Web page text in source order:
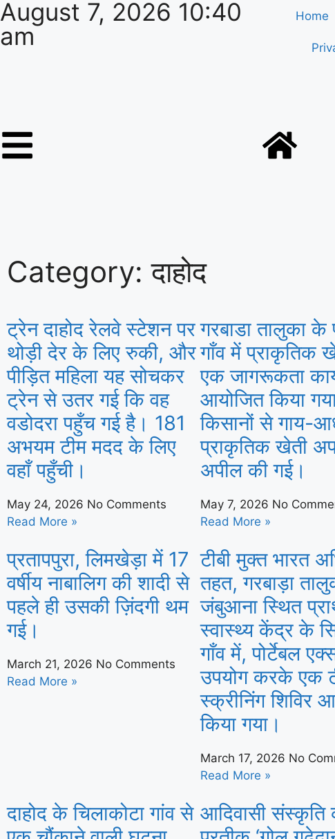
August 7, 2026 10:40
am
Home
Category: दाहोद
ट्रेन दाहोद रेलवे स्टेशन पर
थोड़ी देर के लिए रुकी, और
पीड़ित महिला यह सोचकर
ट्रेन से उतर गई कि वह
वडोदरा पहुँच गई है। 181
अभयम टीम मदद के लिए
वहाँ पहुँची।
May 24, 2026 No Comments
Read More »
गरबाडा तालुका के
गाँव में प्राकृतिक
एक जागरूकता
आयोजित किया
किसानों से गाय-
प्राकृतिक खेती
अपील की गई।
May 7, 2026 No
Read More »
प्रतापपुरा, लिमखेड़ा में 17
वर्षीय नाबालिग की शादी से
पहले ही उसकी ज़िंदगी थम
गई।
March 21, 2026 No Comments
Read More »
टीबी मुक्त भारत
तहत, गरबाड़ा
जंबुआना स्थित
स्वास्थ्य केंद्र के
गाँव में, पोर्टेबल
उपयोग करके एक
स्क्रीनिंग शिविर
किया गया।
March 17, 2026 No
Read More »
दाहोद के चिलाकोटा गांव से आदिवासी संस्कृति